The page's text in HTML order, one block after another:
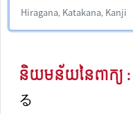
និយមន័យនៃពាក្យ :
る